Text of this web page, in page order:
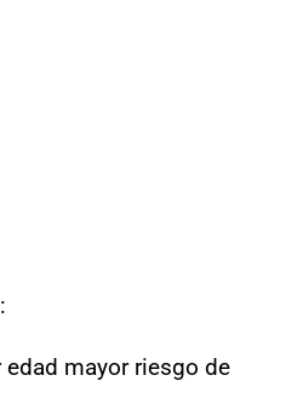
edad mayor riesgo de